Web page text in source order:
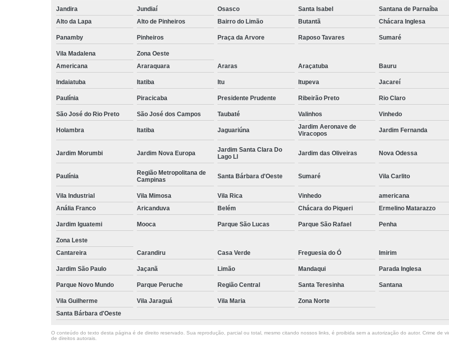
Corte a Laser em Chapa de
Corte Chapa a Laser
Corte de Chapa a Laser
Corte
Corte de Chapa Inox a Laser
Curvamento de Tubos
Curvamento de Tubos a
Curvamento de Tubos de Aço
Curvamento de Tubos
Corte e Dobra Chapa
Corte e
Dobra de Chapa de
Dobra de Chapa de Ferro
Dobradeira de Chapa
Dobra de
Dobra de Tubo Redondo
Dobra Tubo com Maçarico
Dobra Tubo Quadrado
Empresa de Corte a Laser
Empresa de Corte a Laser Chapa
Jandira Jundiaí Osasco Santa Isabel Santana de Parnaíba
Alto da Lapa
Alto de Pinheiros Bairro do Limão Butantã Chácara Inglesa
Panamby Pinheiros Praça da Arvore Raposo Tavares Sumaré
Vila Madalena
Zona Oeste
Americana
Araraquara Araras Araçatuba Bauru
Indaiatuba Itatiba Itu Itupeva Jacareí
Paulínia Piracicaba Presidente Prudente Ribeirão Preto Rio Claro
São José do Rio Preto São José dos Campos Taubaté Valinhos Vinhedo
Holambra Itatiba Jaguariúna
Jardim Aeronave de
Viracopos
Jardim Fernanda
Jardim Morumbi Jardim Nova Europa
Jardim Santa Clara Do
Lago Ll
Jardim das Oliveiras Nova Odessa
Paulínia
Região Metropolitana de
Campinas
Santa Bárbara d'Oeste Sumaré Vila Carlito
Vila Industrial Vila Mimosa Vila Rica Vinhedo
americana
Anália Franco
Aricanduva Belém Chácara do Piqueri Ermelino Matarazzo
Jardim Iguatemi Mooca Parque São Lucas Parque São Rafael Penha
Zona Leste
Cantareira
Carandiru Casa Verde Freguesia do Ó Imirim
Jardim São Paulo Jaçanã Limão Mandaqui Parada Inglesa
Parque Novo Mundo Parque Peruche Região Central Santa Teresinha Santana
Vila Guilherme Vila Jaraguá Vila Maria
Zona Norte
Santa Bárbara d'Oeste
O conteúdo do texto desta página é de direito reservado. Sua reprodução, parcial ou total, mesmo citando nossos links, é proibida sem a autorização do autor. Crime de
de direitos autorais